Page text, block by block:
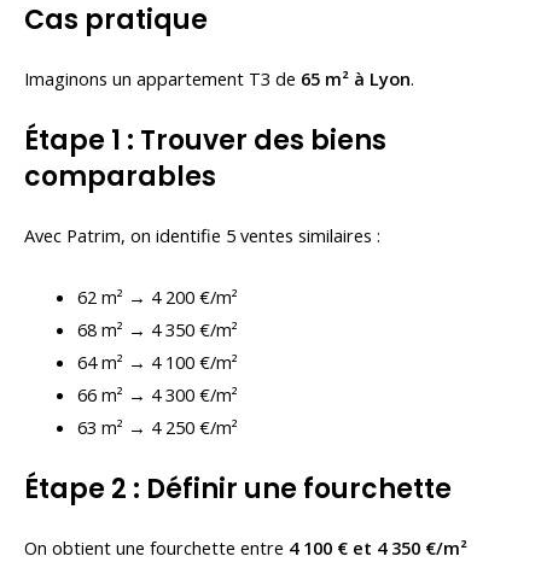
Cas pratique
Imaginons un appartement T3 de 65 m² à Lyon.
Étape 1 : Trouver des biens
comparables
Avec Patrim, on identifie 5 ventes similaires :
62 m² → 4 200 €/m²
68 m² → 4 350 €/m²
64 m² → 4 100 €/m²
66 m² → 4 300 €/m²
63 m² → 4 250 €/m²
Étape 2 : Définir une fourchette
On obtient une fourchette entre 4 100 € et 4 350 €/m²